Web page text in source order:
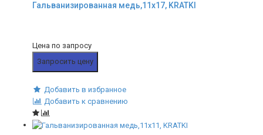
Гальванизированная медь,11x17, KRATKI
Цена по запросу
Запросить цену
Добавить в избранное
Добавить к сравнению